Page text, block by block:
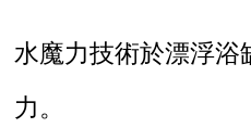
水魔力技術於漂浮浴
力。